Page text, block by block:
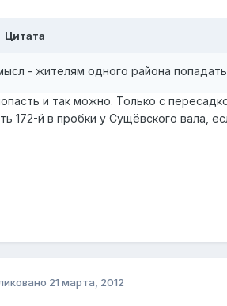
Цитата
- жителям одного района
и так можно. Только с
172-й в пробки у Сущёвского вала,
21 марта, 2012